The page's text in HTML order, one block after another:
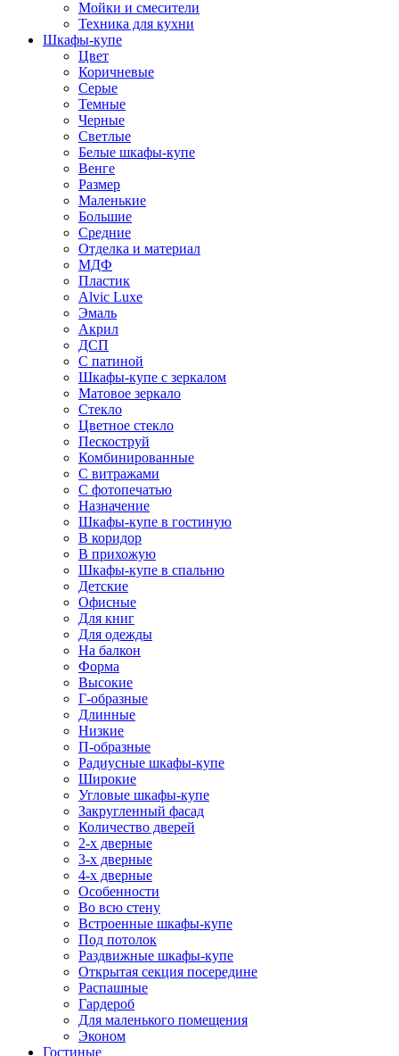
Мойки и смесители
Техника для кухни
Шкафы-купе
Цвет
Коричневые
Серые
Темные
Черные
Светлые
Белые шкафы-купе
Венге
Размер
Маленькие
Большие
Средние
Отделка и материал
МДФ
Пластик
Alvic Luxe
Эмаль
Акрил
ДСП
С патиной
Шкафы-купе с зеркалом
Матовое зеркало
Стекло
Цветное стекло
Пескоструй
Комбинированные
С витражами
С фотопечатью
Назначение
Шкафы-купе в гостиную
В коридор
В прихожую
Шкафы-купе в спальню
Детские
Офисные
Для книг
Для одежды
На балкон
Форма
Высокие
Г-образные
Длинные
Низкие
П-образные
Радиусные шкафы-купе
Широкие
Угловые шкафы-купе
Закругленный фасад
Количество дверей
2-х дверные
3-х дверные
4-х дверные
Особенности
Во всю стену
Встроенные шкафы-купе
Под потолок
Раздвижные шкафы-купе
Открытая секция посередине
Распашные
Гардероб
Для маленького помещения
Эконом
Гостиные